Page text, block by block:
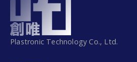
Plastronic Technology Co., Ltd.